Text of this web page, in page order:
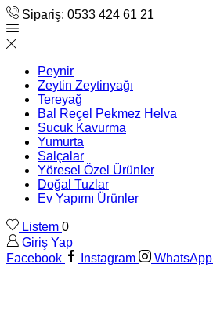
Sipariş: 0533 424 61 21
Peynir
Zeytin Zeytinyağı
Tereyağ
Bal Reçel Pekmez Helva
Sucuk Kavurma
Yumurta
Salçalar
Yöresel Özel Ürünler
Doğal Tuzlar
Ev Yapımı Ürünler
Listem 0
Giriş Yap
Facebook
Instagram WhatsApp